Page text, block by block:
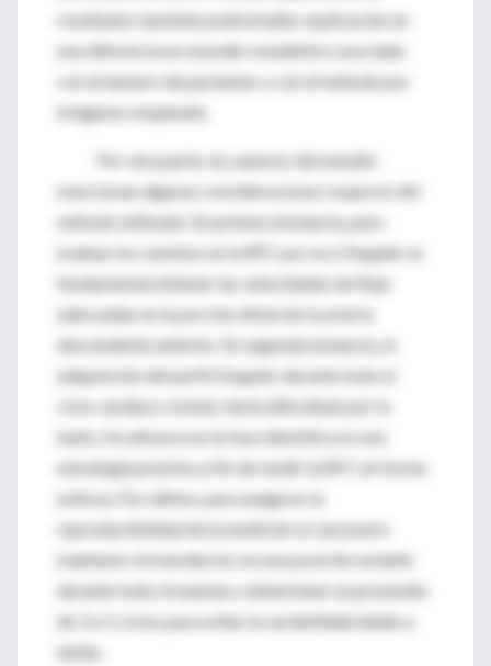
resultados también podría hallar explicación en
una diferencia en el poder estadístico asociada
con el número de pacientes y con el método por
imágenes empleado.
Por otra parte, los autores del estudio
mencionan algunas consideraciones respecto del
método utilizado. En primera instancia, para
evaluar los cambios en la RFC por eco Doppler es
fundamental obtener las velocidades de flujo
adecuadas en la porción distal de la arteria
descendente anterior. En segunda instancia, la
adquisición del perfil Doppler durante todo el
ciclo cardíaco reviste cierta dificultad; por lo
tanto, focalizarse en la fase diastólica es una
estrategia práctica a fin de medir la RFC en forma
exitosa. Por último, para asegurar la
reproducibilidad de la medición es necesario
mantener el transductor en una posición estable
durante todo el examen y determinar un promedio
de 3 a 5 ciclos para evitar la variabilidad latido a
latido.